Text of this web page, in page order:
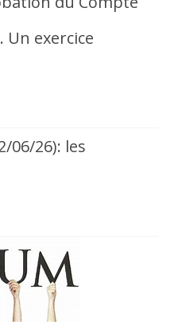
Un exercice
06/26): les